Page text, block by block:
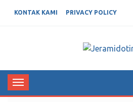
KONTAK KAMI PRIVACY POLICY
JERAMIDOTINFO
Toggle
navigation